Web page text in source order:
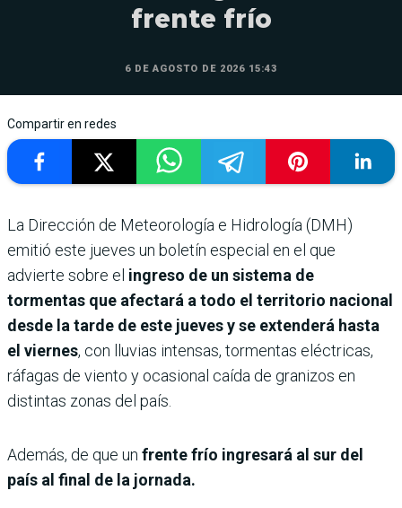
frente frío
6 DE AGOSTO DE 2026 15:43
Compartir en redes
La Dirección de Meteorología e Hidrología (DMH)
emitió este jueves un boletín especial en el que
advierte sobre el ingreso de un sistema de
tormentas que afectará a todo el territorio nacional
desde la tarde de este jueves y se extenderá hasta
el viernes, con lluvias intensas, tormentas eléctricas,
ráfagas de viento y ocasional caída de granizos en
distintas zonas del país.
Además, de que un frente frío ingresará al sur del
país al final de la jornada.